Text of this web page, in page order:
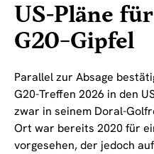
US-Pläne
G20-Gipfel
Parallel zur Absage
G20-Treffen 2026 in den
zwar in seinem Doral-
Ort war bereits 2020 für
vorgesehen, der jedoch